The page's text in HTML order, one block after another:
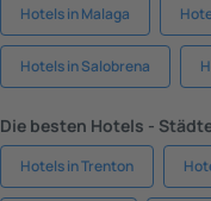
Hotels in Malaga
Hotels in Salobrena
Die besten Hotels -
Hotels in Trenton